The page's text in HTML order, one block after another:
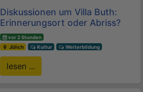
Diskussionen um Villa Buth:
Erinnerungsort oder Abriss?
vor 2 Stunden
Jülich
Kultur Weiterbildung
lesen ...